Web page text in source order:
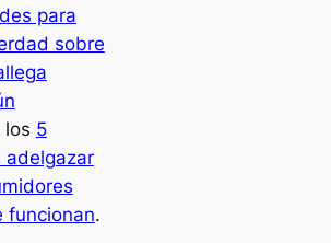
para
sobre
5
adelgazar
funcionan.